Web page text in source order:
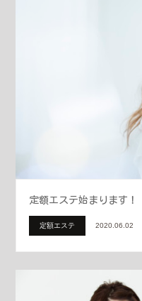
定額エステ始まります！
定額エステ 2020.06.02